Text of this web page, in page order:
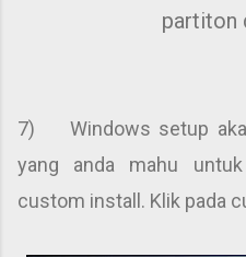
partiton
7) Windows setup
yang anda mahu
custom install. Klik pada